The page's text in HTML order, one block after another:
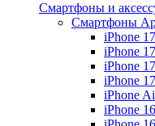
Смартфоны и
Смартфоны
iPhone
iPhone
iPhone 17
iPhone
iPhone
iPhone